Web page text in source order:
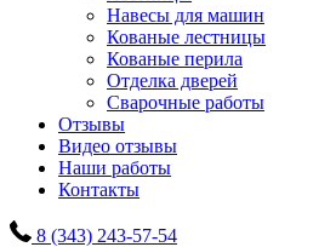
Навесы для машин
Кованые лестницы
Кованые перила
Отделка дверей
Сварочные работы
Отзывы
Видео отзывы
Наши работы
Контакты
8 (343) 243-57-54